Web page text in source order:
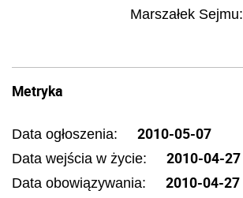
Marszałek Sejmu:
Metryka
Data ogłoszenia: 2010-05-07
Data wejścia w życie: 2010-04-27
Data obowiązywania: 2010-04-27